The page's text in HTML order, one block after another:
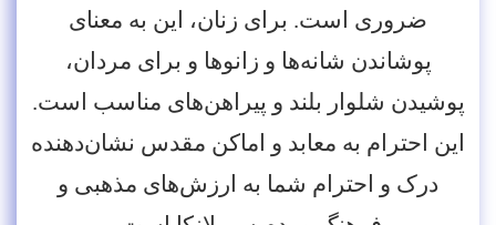
ضروری است. برای زنان، این به معنای
پوشاندن شانه‌ها و زانوها و برای مردان،
پوشیدن شلوار بلند و پیراهن‌های مناسب است.
این احترام به معابد و اماکن مقدس نشان‌دهنده
درک و احترام شما به ارزش‌های مذهبی و